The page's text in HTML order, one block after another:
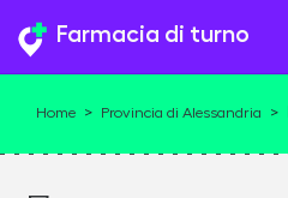
Farmacia di turno
Home > Provincia di Alessandria >